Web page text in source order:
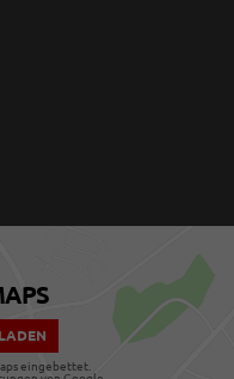
eingebettet.